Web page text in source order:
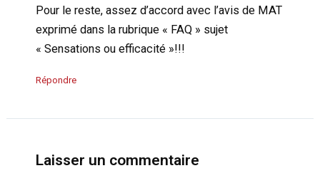
Pour le reste, assez d’accord avec l’avis de MAT
exprimé dans la rubrique « FAQ » sujet
« Sensations ou efficacité »!!!
Répondre
Laisser un commentaire